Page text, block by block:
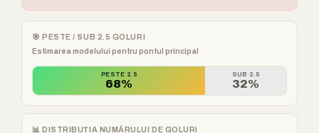
🎯 PESTE / SUB 2.5 GOLURI
Estimarea modelului pentru pontul principal
PESTE 2.5
68%
SUB 2.5
32%
📊 DISTRIBUȚIA NUMĂRULUI DE GOLURI